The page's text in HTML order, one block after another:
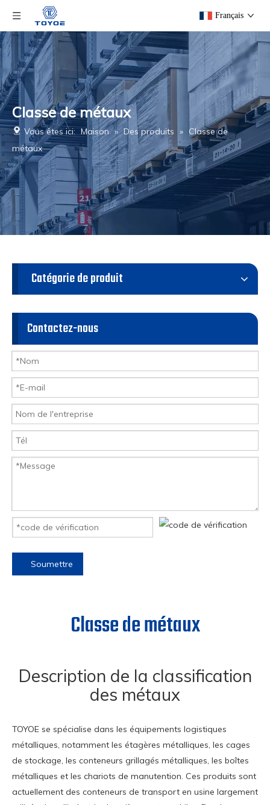
Français
Classe de métaux
Vous êtes ici: Maison » Des produits » Classe de
métaux
Catégorie de produit
Contactez-nous
Soumettre
Classe de métaux
Description de la classification
des métaux
TOYOE se spécialise dans les équipements logistiques
métalliques, notamment les étagères métalliques, les cages
de stockage, les conteneurs grillagés métalliques, les boîtes
métalliques et les chariots de manutention. Ces produits sont
actuellement des conteneurs de transport en usine largement